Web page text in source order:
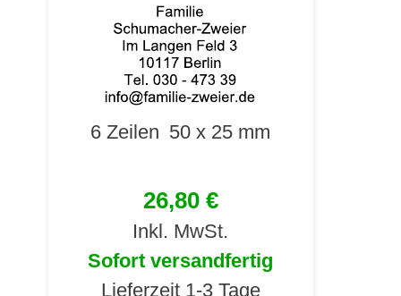
6 Zeilen 50 x 25 mm
26,80 €
Inkl. MwSt.
Sofort versandfertig
Lieferzeit 1-3 Tage